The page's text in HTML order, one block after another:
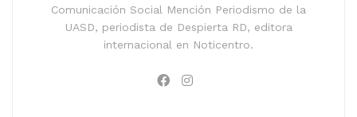
Comunicación Social Mención Periodismo de la
UASD, periodista de Despierta RD, editora
internacional en Noticentro.